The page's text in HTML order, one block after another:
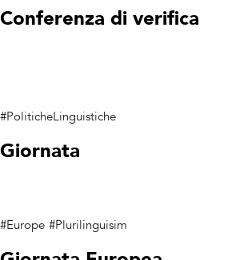
Conferenza di verifica
#PoliticheLinguistiche
Giornata
#Europe #Plurilinguisim